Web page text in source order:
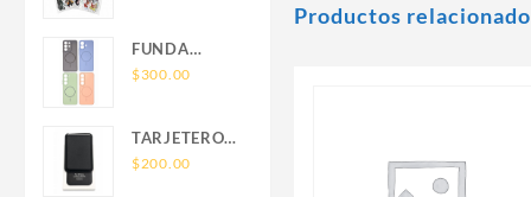
FUNDA
NOVA SAM
SIN SOPORTE
MAGNETICO
$300.00
TARJETERO
SIN SOPORTE
$200.00
Productos